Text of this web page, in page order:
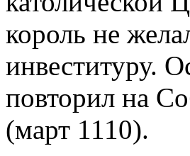
король не
инвеституру.
повторил на
(март 1110).